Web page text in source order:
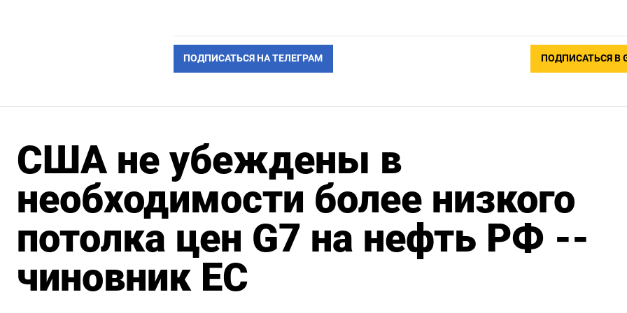
ПОДПИСАТЬСЯ НА ТЕЛЕГРАМ ПОДПИСАТЬСЯ В
США не убеждены в
необходимости более низкого
потолка цен G7 на нефть РФ --
чиновник ЕС